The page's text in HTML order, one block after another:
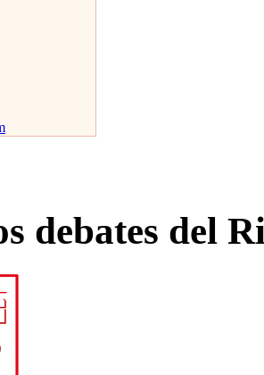
debates del